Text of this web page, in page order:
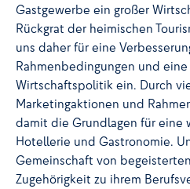
Gastgewerbe ein großer
Rückgrat der heimischen
uns daher für eine
Rahmenbedingungen und
Wirtschaftspolitik ein. Durch
Marketingaktionen und
damit die Grundlagen für eine
Hotellerie und Gastronomie.
Gemeinschaft von
Zugehörigkeit zu ihrem